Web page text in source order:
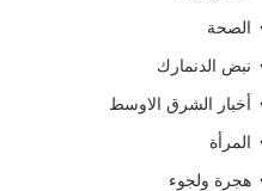
الصحة
نبض الدنمارك
أخبار الشرق الاوسط
المرأة
هجرة ولجوء